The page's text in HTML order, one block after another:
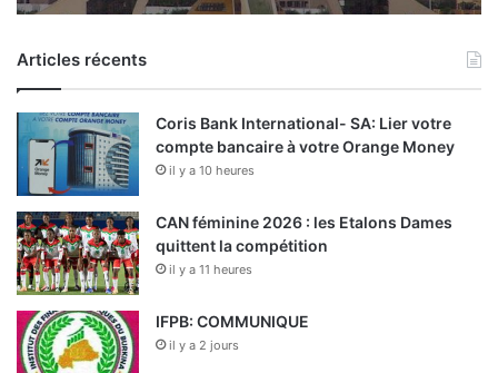
Articles récents
Coris Bank International- SA: Lier votre
compte bancaire à votre Orange Money
il y a 10 heures
CAN féminine 2026 : les Etalons Dames
quittent la compétition
il y a 11 heures
IFPB: COMMUNIQUE
il y a 2 jours